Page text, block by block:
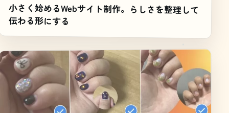
小さく始めるWebサイト制作。らしさを整理して
伝わる形にする